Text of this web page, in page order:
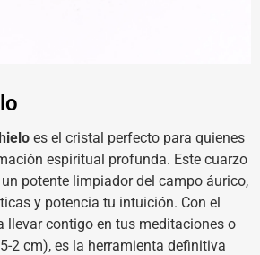
es el cristal perfecto para quienes
espiritual profunda. Este cuarzo
potente limpiador del campo áurico,
y potencia tu intuición. Con el
llevar contigo en tus meditaciones o
2 cm), es la herramienta definitiva